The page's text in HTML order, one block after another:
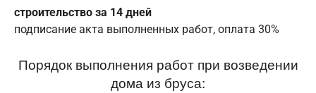
строительство за 14 дней
подписание акта выполненных работ, оплата 30%
Порядок выполнения работ при возведении
дома из бруса: